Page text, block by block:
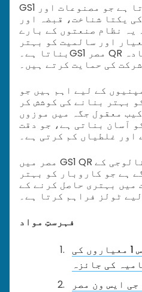
GS1 ایک نظام کی تشریح کرتا ہے جو مصنوعات اور
یکتا شناخت، قبضہ اور
یہ نظام صنعتوں کے بارے
اور سالمیت کو بہتر
بناتا ہے۔GS1 مصر QR کوڈز سپلاي چین میں زیادہ
کی حمایت کرتے ہیں۔
کے لیے اہم ہیں جو
بہتر بنانے کی کوشش کر
معقول جگہ میں موزوں
آسان بناتی ہے، جو دقت
اور غلطیاں کم کرتی ہے۔
مصر میں GS1 QR کوڈ جنریٹر اس ٹیکنالوجی کے
ہے جو کاروبار کو بہتر
میں بہتری حاصل کرنے کے
لیے ٹولز فراہم کرتا ہے۔
فہرستِ مواد
مصر میں جی ایس 1 معیاروں کی
کی جائزہ
ایس ون مصر